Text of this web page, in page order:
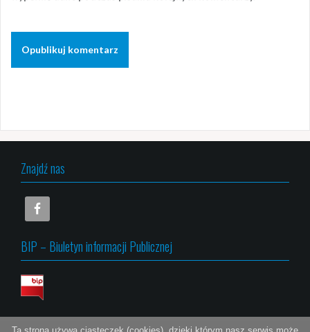
Znajdź nas
BIP – Biuletyn informacji Publicznej